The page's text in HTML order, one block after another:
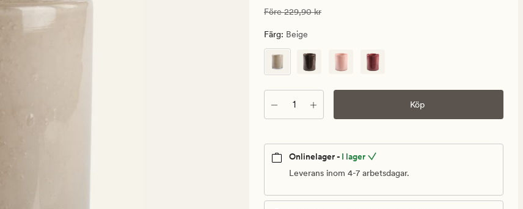
137,94
kr.
pris
229,90
kr
Ordinarie pris 229,90 kr
Före229,90 kr
Färg: Beige
Antal Köp
Onlinelager - I lager
Leverans inom 4-7 arbetsdagar.